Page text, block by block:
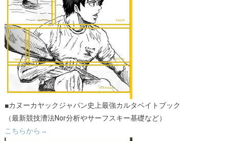
■カヌーカヤックジャパン史上最強カルタベイトブック
（最新競技漕法Nor分析やサーフスキー基礎など）
こちらから→